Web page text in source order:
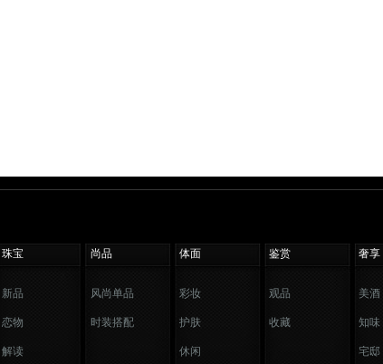
珠宝 尚品 体面 鉴赏 奢享
新品
恋物
解读
风尚单品
时装搭配
彩妆
护肤
休闲
观品
收藏
美酒
知味
宅邸